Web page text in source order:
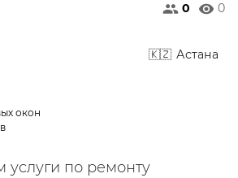
0 0
Астана
окон
услуги по ремонту